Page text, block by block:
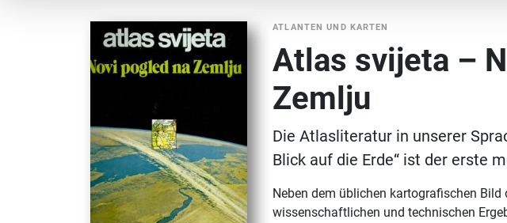
ATLANTEN UND KARTEN
Atlas svijeta –
Zemlju
Die Atlasliteratur in unserer
Blick auf die Erde“ ist der erste
Neben dem üblichen kartografischen Bild
wissenschaftlichen und technischen